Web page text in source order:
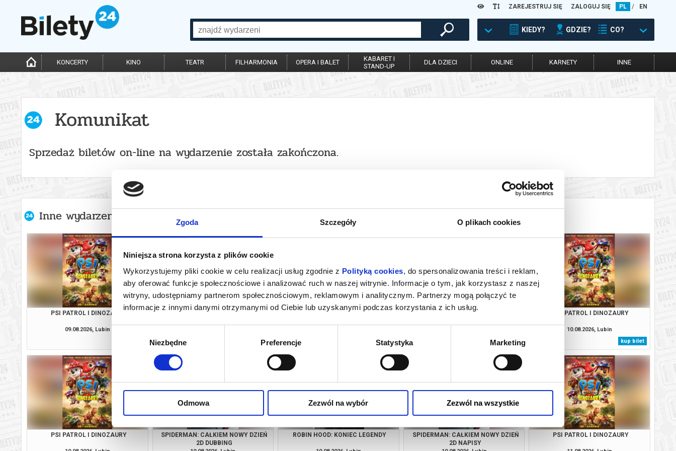
Zgoda Szczegóły O plikach cookies
Niniejsza strona korzysta z plików cookie
Wykorzystujemy pliki cookie w celu realizacji usług zgodnie z Polityką cookies, do spersonalizowania treści i reklam,
aby oferować funkcje społecznościowe i analizować ruch w naszej witrynie. Informacje o tym, jak korzystasz z naszej
witryny, udostępniamy partnerom społecznościowym, reklamowym i analitycznym. Partnerzy mogą połączyć te
informacje z innymi danymi otrzymanymi od Ciebie lub uzyskanymi podczas korzystania z ich usług.
Niezbędne Preferencje Statystyka Marketing
Odmowa Zezwól na wybór Zezwól na wszystkie
ZAREJESTRUJ SIĘ ZALOGUJ SIĘ PL / EN
KIEDY? GDZIE? CO?
KONCERTY KINO TEATR FILHARMONIA OPERA I BALET
KABARET I
STAND-UP
DLA DZIECI ONLINE KARNETY INNE
Komunikat
Sprzedaż biletów on-line na wydarzenie została zakończona.
Inne wydarzenia organizatora
PSI PATROL I DINOZAURY
09.08.2026, Lubin
SPIDERMAN: CAŁKIEM NOWY DZIEŃ
kup bilet
GORZKIE ŚWIĘTA
kup bilet
SPIDERMAN: CAŁKIEM NOWY DZIEŃ
kup bilet
PSI PATROL I DINOZAURY
10.08.2026, Lubin
kup bilet
PSI PATROL I DINOZAURY
SPIDERMAN: CAŁKIEM NOWY DZIEŃ
2D DUBBING
ROBIN HOOD: KONIEC LEGENDY
SPIDERMAN: CAŁKIEM NOWY DZIEŃ
2D NAPISY
PSI PATROL I DINOZAURY